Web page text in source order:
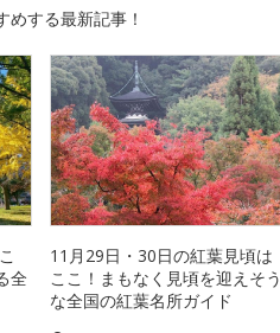
する最新記事！
全
11月29日・30日の紅葉見頃は
ここ！まもなく見頃を迎えそう
な全国の紅葉名所ガイド